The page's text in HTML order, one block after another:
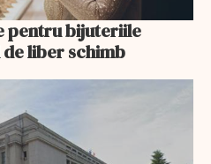
pentru bijuteriile
liber schimb